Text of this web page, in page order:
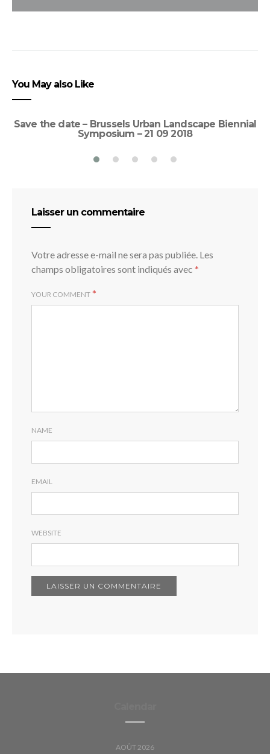
You May also Like
Save the date – Brussels Urban Landscape Biennial
Symposium – 21 09 2018
Laisser un commentaire
Votre adresse e-mail ne sera pas publiée. Les
champs obligatoires sont indiqués avec *
YOUR COMMENT *
NAME
EMAIL
WEBSITE
AOÛT 2026